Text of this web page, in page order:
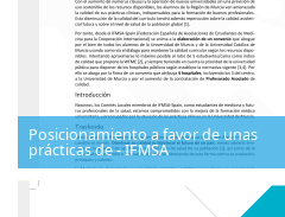
Posicionamiento a favor de unas
prácticas de - IFMSA